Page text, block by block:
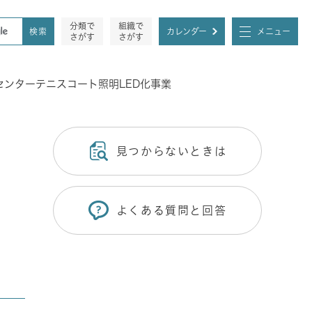
分類で
さがす
組織で
さがす
カレンダー メニュー
ンターテニスコート照明LED化事業
見つからないときは
よくある質問と回答